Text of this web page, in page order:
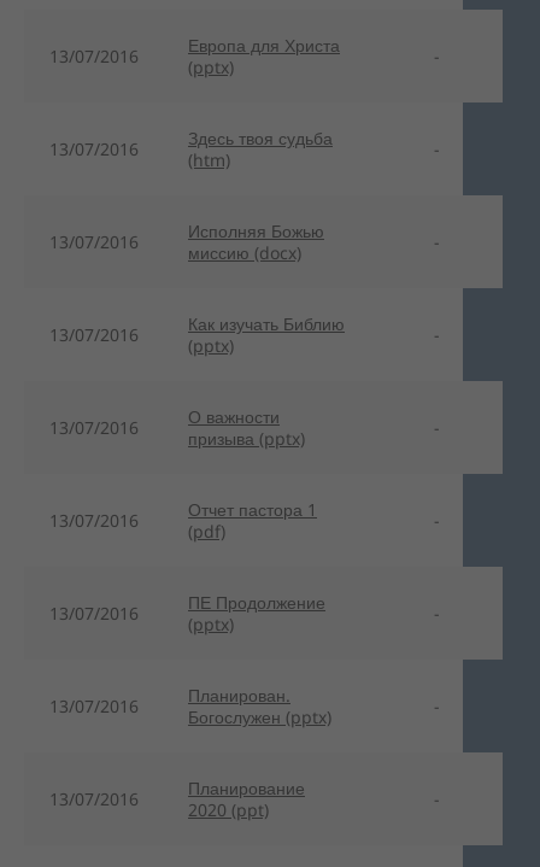
13/07/2016
Европа для Христа
(pptx)
-
13/07/2016
Здесь твоя судьба
(htm)
-
13/07/2016
Исполняя Божью
миссию (docx)
-
13/07/2016
Как изучать Библию
(pptx)
-
13/07/2016
О важности
призыва (pptx)
-
13/07/2016
Отчет пастора 1
(pdf)
-
13/07/2016
ПЕ Продолжение
(pptx)
-
13/07/2016
Планирован.
Богослужен (pptx)
-
13/07/2016
Планирование
2020 (ppt)
-